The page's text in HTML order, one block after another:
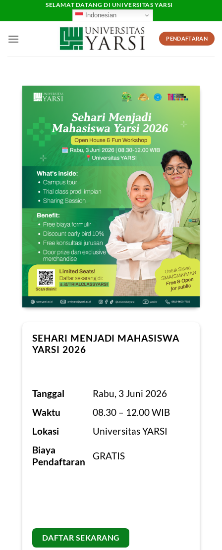
SELAMAT DATANG DI UNIVERSITAS YARSI
Indonesian
PENDAFTARAN
SEHARI MENJADI MAHASISWA
YARSI 2026
Tanggal
Rabu, 3 Juni 2026
Waktu
08.30 – 12.00 WIB
Lokasi
Universitas YARSI
Biaya
Pendaftaran
GRATIS
DAFTAR SEKARANG